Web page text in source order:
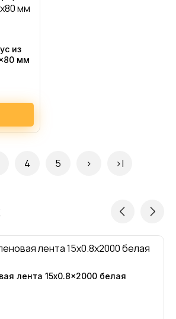
из
мм
4 5 > >|
лента 15x0.8x2000 белая